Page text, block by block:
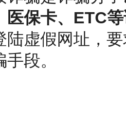
医保卡、ETC
陆虚假网址，
段。